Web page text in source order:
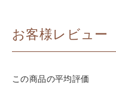
お客様レビュー